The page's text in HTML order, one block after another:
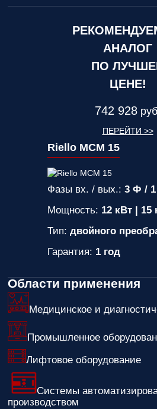
АНАЛОГ
ПО
ЦЕНЕ!
742 928
ПЕРЕЙТИ >>
Riello MCM 15
Фазы вх. / вых.:3 Ф /
Мощность: 12 кВт | 15
Тип:двойного
Гарантия: 1 год
Области применения
Медицинское и
Промышленное
Лифтовое оборудование
Системы
производством